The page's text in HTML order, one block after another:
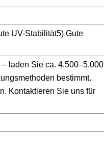
UV-Stabilität5) Gute
laden Sie ca. 4.500–5.000
bestimmt.
Kontaktieren Sie uns für